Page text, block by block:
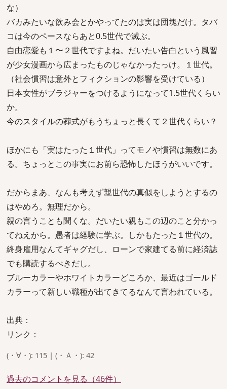
な）
バカみたいな飲み会とかやってたのは実は団塊だけ。タバ
コは今のペースならあと0.5世代で滅ぶ。
自由恋愛も１〜２世代ですよね。だいたい告白という風習
が少女漫画から広まったものじゃなかったっけ。１世代。
（社会慣習は意外とフィクションの影響を受けている）
日本女性がブラジャーをつけるようになって1.5世代くらい
か。
今のスタイルの葬式がもうちょっと長くて２世代くらい？
ほかにも「実はたった１世代」ってモノや慣習は無数にあ
る。ちょっとこの事実にお前ら恐怖したほうがいいです。
だからまあ、なんも考えず親世代の真似をしようとするの
はやめろ。無理だから。
親の言うことも聞くな。だいたい親もこの辺のこと分かっ
てねえから。愚者は経験に学ぶ。しかもたった１世代の。
終身雇用なんてギャグだし、ローンで家建てる前に経済誌
でも購読するべきだし。
ブルーカラーやホワイトカラーどころか、最近はゴールド
カラーって新しい職種が出てきてるなんて言われている。
出典：
リンク：
(・∀・): 115 | (・Ａ・): 42
過去のコメントを見る（46件）